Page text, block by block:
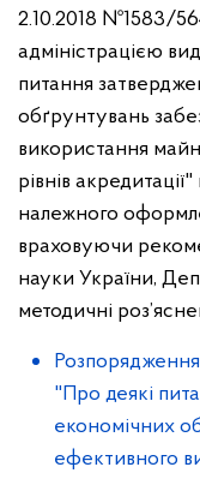
2.10.2018 №1583/
адміністрацією
питання
обґрунтувань
використання
рівнів
належного
враховуючи
науки України,
методичні
"Про деякі
економічних
ефективного